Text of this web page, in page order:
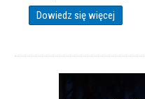
Dowiedz się więcej